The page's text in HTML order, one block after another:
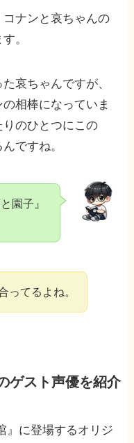
ナンと哀ちゃんの
。
哀ちゃんですが、
相棒になっていま
のひとつにこの
ですね。
園子』
ってるよね。
ゲスト声優を紹介
』に登場するオリジ